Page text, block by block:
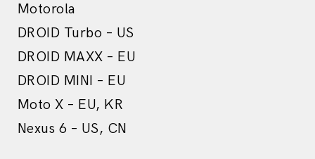
Motorola
DROID Turbo – US
DROID MAXX – EU
DROID MINI – EU
Moto X – EU, KR
Nexus 6 – US, CN